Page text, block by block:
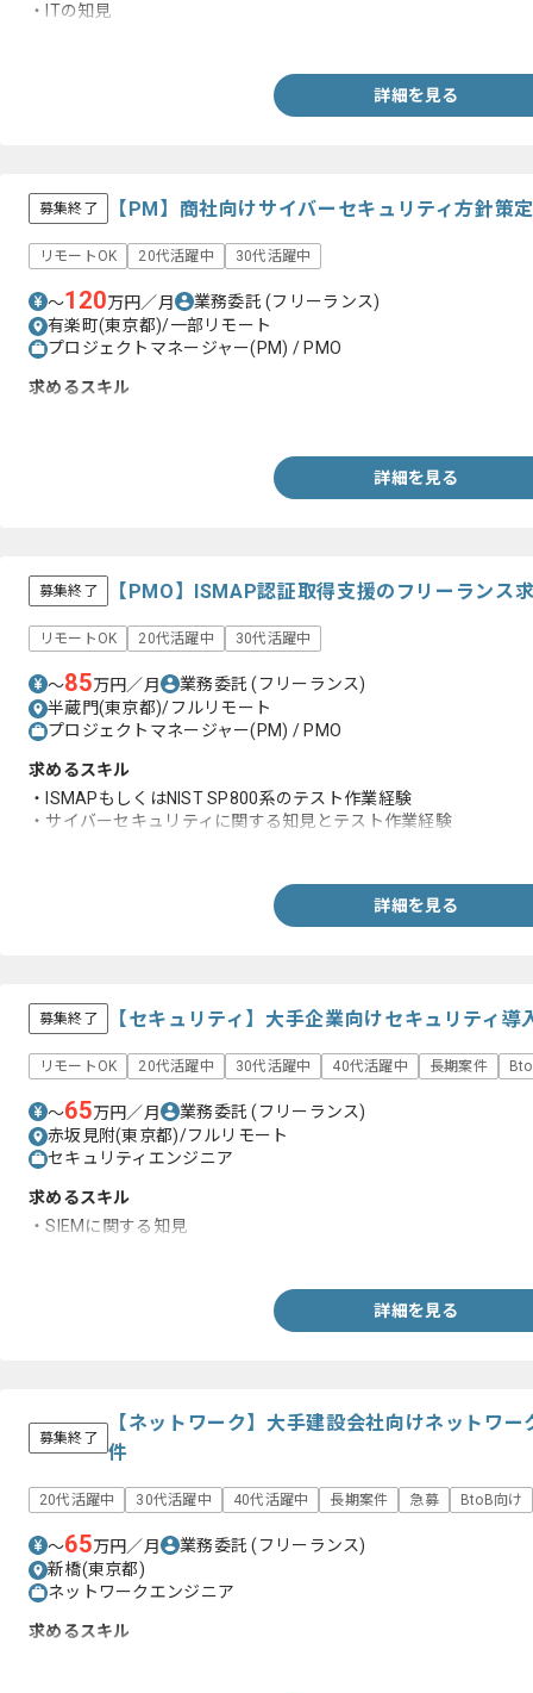
・ITの知見
詳細を見る
募集終了 【PM】商社向けサイバーセキュリティ方針策
リモートOK 20代活躍中 30代活躍中
〜120万円／月 業務委託(フリーランス)
有楽町(東京都)/一部リモート
プロジェクトマネージャー(PM) / PMO
求めるスキル
詳細を見る
募集終了 【PMO】ISMAP認証取得支援のフリーランス
リモートOK 20代活躍中 30代活躍中
〜85万円／月 業務委託(フリーランス)
半蔵門(東京都)/フルリモート
プロジェクトマネージャー(PM) / PMO
求めるスキル
・ISMAPもしくはNIST SP800系のテスト作業経験
・サイバーセキュリティに関する知見とテスト作業経験
詳細を見る
募集終了 【セキュリティ】大手企業向けセキュリティ
リモートOK 20代活躍中 30代活躍中 40代活躍中 長期案件
〜65万円／月 業務委託(フリーランス)
赤坂見附(東京都)/フルリモート
セキュリティエンジニア
求めるスキル
・SIEMに関する知見
詳細を見る
募集終了
【ネットワーク】大手建設会社向けネットワ
件
20代活躍中 30代活躍中 40代活躍中 長期案件 急募 BtoB向け
〜65万円／月 業務委託(フリーランス)
新橋(東京都)
ネットワークエンジニア
求めるスキル